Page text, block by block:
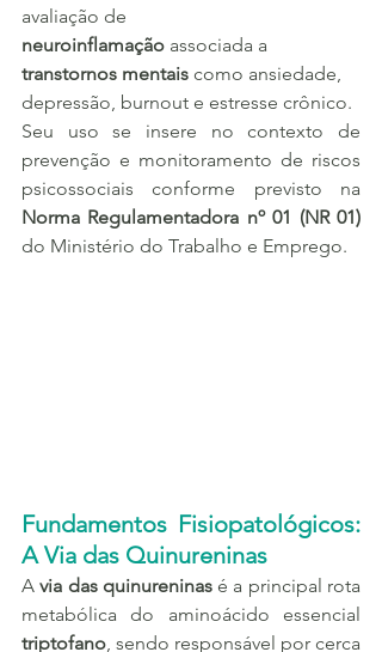
avaliação de
neuroinflamação associada a
transtornos mentais como ansiedade,
depressão, burnout e estresse crônico.
Seu uso se insere no contexto de
prevenção e monitoramento de riscos
Norma Regulamentadora nº 01 (NR 01)
do Ministério do Trabalho e Emprego.
Fundamentos Fisiopatológicos:
A Via das Quinureninas
A via das quinureninas é a principal rota
triptofano , sendo responsável por cerca